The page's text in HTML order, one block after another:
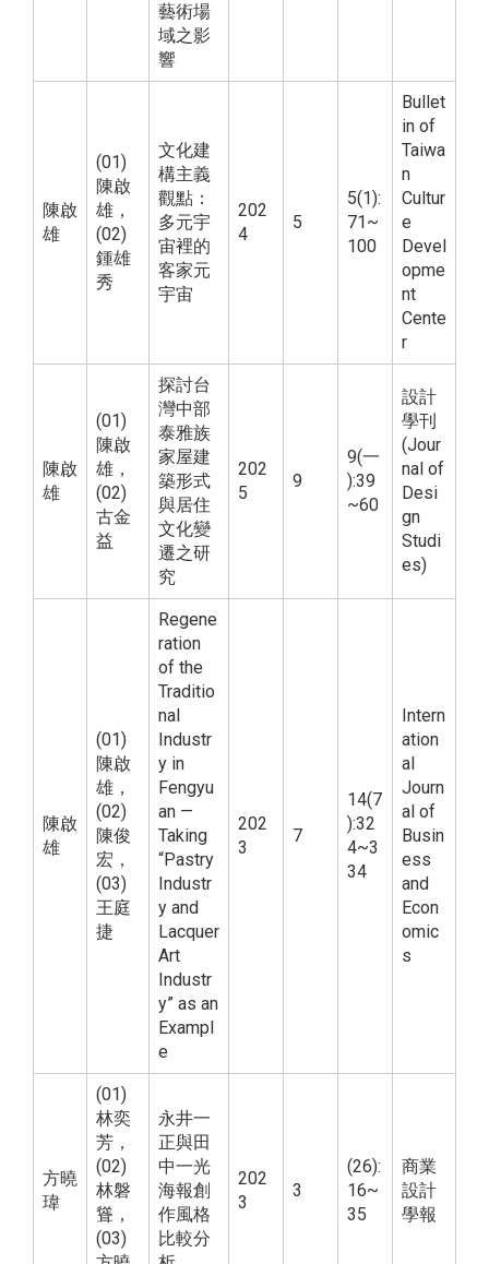
藝術場
域之影
響
陳啟
雄
(01)
陳啟
雄，
(02)
鍾雄
秀
文化建
構主義
觀點：
多元宇
宙裡的
客家元
宇宙
202
4
5
5(1):
71~
100
Bullet
in of
Taiwa
n
Cultur
e
Devel
opme
nt
Cente
r
陳啟
雄
(01)
陳啟
雄，
(02)
古金
益
探討台
灣中部
泰雅族
家屋建
築形式
與居住
文化變
遷之研
究
202
5
9
9(一
):39
~60
設計
學刊
(Jour
nal of
Desi
gn
Studi
es)
陳啟
雄
(01)
陳啟
雄，
(02)
陳俊
宏，
(03)
王庭
捷
Regene
ration
of the
Traditio
nal
Industr
y in
Fengyu
an —
Taking
“Pastry
Industr
y and
Lacquer
Art
Industr
y” as an
Exampl
e
202
3
7
14(7
):32
4~3
34
Intern
ation
al
Journ
al of
Busin
ess
and
Econ
omic
s
方曉
瑋
(01)
林奕
芳，
(02)
林磐
聳，
(03)
永井一
正與田
中一光
海報創
作風格
比較分
202
3
3
(26):
16~
35
商業
設計
學報